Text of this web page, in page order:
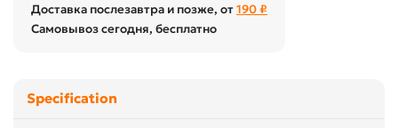
Доставка послезавтра и позже, от190 ₽
Самовывоз сегодня, бесплатно
Specification